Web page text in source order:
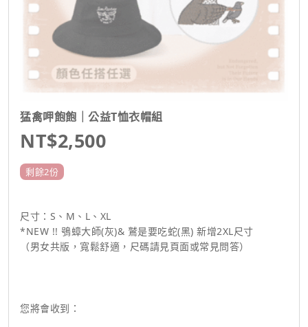
猛禽呷飽飽｜公益T恤衣帽組
NT$2,500
剩餘2份
尺寸：S、M、L、XL
*NEW !! 鴞蟑大師(灰)& 鷲是要吃蛇(黑) 新增2XL尺寸
（男女共版，寬鬆舒適，尺碼請見頁面或常見問答）
您將會收到：